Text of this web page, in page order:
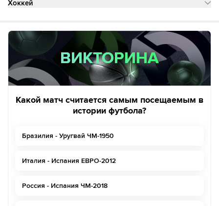
Хоккей
ВИКТОРИНА
ВИКТОРИНА
Какой матч считается самым посещаемым в
истории футбола?
Бразилия - Уругвай ЧМ-1950
Италия - Испания ЕВРО-2012
Россия - Испания ЧМ-2018